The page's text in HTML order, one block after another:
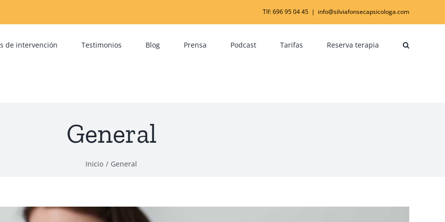
Tlf: 696 95 04 45 | info@silviafonsecapsicologa.com
de intervención Testimonios Blog Prensa Podcast Tarifas Reserva terapia
General
Inicio General